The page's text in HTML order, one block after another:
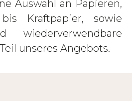
Auswahl an Papieren,
Kraftpapier, sowie
wiederverwendbare
unseres Angebots.